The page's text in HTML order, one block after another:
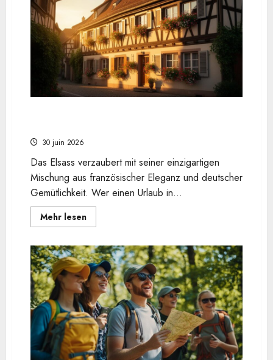
die
8
kleinsten
Länder
der
Welt?
Monaco
führt
die
Liste
der
Mikrostaaten
30 juin 2026
Das Elsass verzaubert mit seiner einzigartigen
Mischung aus französischer Eleganz und deutscher
Gemütlichkeit. Wer einen Urlaub in...
Mehr lesenEn
savoir
Warum
ein
Ferienhaus
im
Elsass
die
beste
Wahl
für
Ihren
nächsten
Urlaub
ist